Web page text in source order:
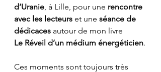
d’Uranie , à Lille, pour une rencontre
avec les lecteurs et une séance de
dédicaces autour de mon livre
Le Réveil d’un médium énergéticien.
Ces moments sont toujours très